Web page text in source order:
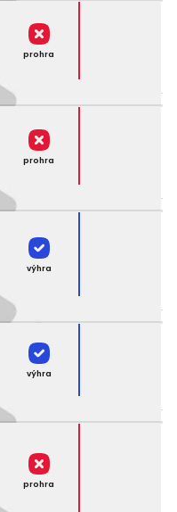
prohra
prohra
výhra
výhra
prohra